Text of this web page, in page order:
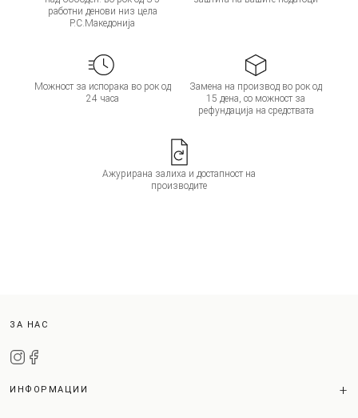
работни денови низ цела
Р.С.Македонија
Можност за испорака во рок од
24 часа
Замена на производ во рок од
15 дена, со можност за
рефундација на средствата
Ажурирана залиха и достапност на
производите
ЗА НАС
ИНФОРМАЦИИ